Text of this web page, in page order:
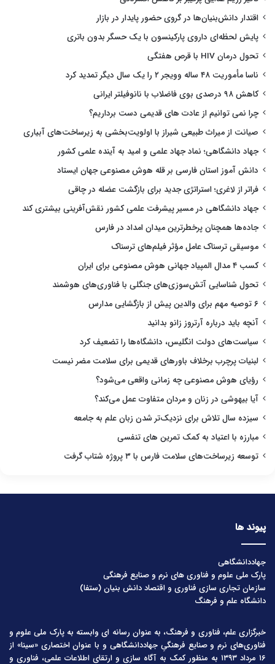
اقتدار دانش‌بنیان‌ها در گروی حضور پایدار در بازار
پایش لحظه‌ای داروی پارکینسون با یک حسگر بدون باتری
تحول درمان HIV با قرص هفتگی
ناسا مأموریت ۴۸ ساله وویجر ۲ را یک سال دیگر تمدید کرد
کاهش ۹۸ درصدی بوی فاضلاب با نانوفیلتر ایرانی
چرا نمی توانیم از عادت های قدیمی دست برداریم؟
صیانت از میراث طبیعی شیراز با اولویت‌بخشی به زیرساخت‌های آبیاری
جهاد دانشگاهی؛ نماد جهاد علمی و امید به آینده علمی کشور
دانش آموز استان فارسی بر قله هوش مصنوعی جهان ایستاد
فراتر از لاغری؛ استراتژی جدید برای بازگشت عضله در چاقی
جهاد دانشگاهی در مسیر پیشرفت علمی کشور نقش‌آفرینی بیشتری کند
جاده‌ها همچنان پرخطرترین میدان امداد در فارس
موسیقی ترسناک عامل مؤثر فیلم‌های ترسناک
کسب ۴ مدال المپیاد جهانی هوش مصنوعی برای ایران
تحول شناسایی آتش‌سوزی‌های جنگلی با فناوری‌های هوشمند
۶ توصیه مهم برای والدین پیش از بازگشایی مدارس
آنچه باید درباره آرتروز زانو بدانید
سیاست‌های دولت انگلیس، دانشگاه‌ها را تضعیف کرد
لبنیات پرچرب برخلاف باورهای قدیمی برای سلامت مضر نیست
رؤیای هوش مصنوعی چه زمانی واقعی می‌شود؟
آیا بیهوشی در زنان و مردان متفاوت عمل می‌کند؟
سیزده سال تلاش برای نزدیک‌تر شدن زبان علم به جامعه
مبارزه با اعتیاد به کمک تمرین های تنفسی
توسعه زیرساخت‌های سلامت فارس با ۳ پروژه شتاب گرفت
پیوند ها
جهاددانشگاهی
پارک ملی علوم و فناوری های نرم و صنایع فرهنگی
سازمان تجاری سازی فناوری و اقتصاد دانش بنیان (ستفا)
دانشگاه علم و فرهنگ
خبرگزاری علم، فناوری و فرهنگ، به عنوان رسانه ای وابسته به پارک ملی علوم و
فناوری‌های نرم و صنایع فرهنگیِ جهاددانشگاهی و با عنوان اختصاری «سینا» از
۱۶ مرداد ۱۳۹۳ به منظور کمک به آگاه سازی و ارتقای اطلاعات علمی، فناوری و